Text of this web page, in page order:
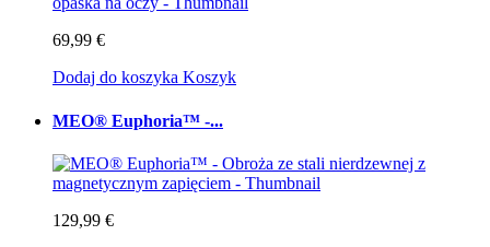
69,99 €
Dodaj do koszyka Koszyk
MEO® Euphoria™ -...
129,99 €